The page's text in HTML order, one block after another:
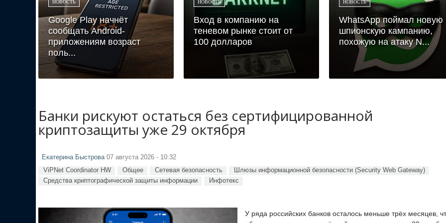
НОВОСТЬ
Google Play начнёт
сообщать Android-
приложениям возраст
поль...
НОВОСТЬ
Вход в компанию на
теневом рынке стоит от
100 долларов
НОВОСТЬ
WhatsApp поймал новую
шпионскую кампанию,
похожую на атаку N...
Банки рискуют остаться без сертифицированной
криптозащиты уже 29 октября
Екатерина Быстрова 07 августа 2026 - 10:32
ViPNet Coordinator HW Общее Сетевая безопасность
Шлюзы информационной безопасности (Security Web Gateway)
Средства криптографической защиты информации
Инфотекс
У ряда российских банков осталось меньше трёх месяцев,